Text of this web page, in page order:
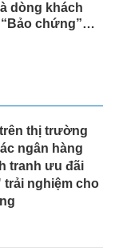
dòng khách
chứng”
thị trường
ngân hàng
tranh ưu đãi
nghiệm cho